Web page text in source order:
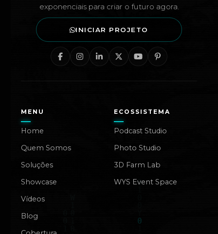
exponenciais para criar o futuro agora.
INICIAR PROJETO
MENU
Home
Quem Somos
Soluções
Showcase
Vídeos
Blog
ECOSSISTEMA
Podcast Studio
Photo Studio
3D Farm Lab
WYS Event Space